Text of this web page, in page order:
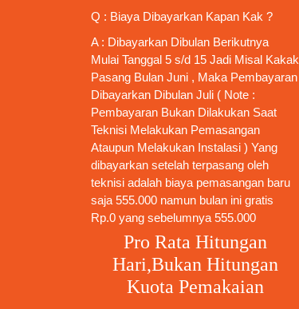
Q : Biaya Dibayarkan Kapan Kak ?
A : Dibayarkan Dibulan Berikutnya
Mulai Tanggal 5 s/d 15 Jadi Misal Kakak
Pasang Bulan Juni , Maka Pembayaran
Dibayarkan Dibulan Juli ( Note :
Pembayaran Bukan Dilakukan Saat
Teknisi Melakukan Pemasangan
Ataupun Melakukan Instalasi ) Yang
dibayarkan setelah terpasang oleh
teknisi adalah biaya pemasangan baru
saja 555.000 namun bulan ini gratis
Rp.0 yang sebelumnya 555.000
Pro Rata Hitungan
Hari,Bukan Hitungan
Kuota Pemakaian